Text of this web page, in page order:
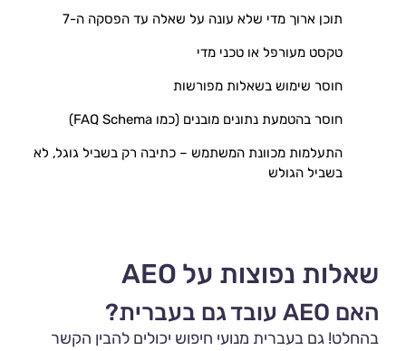
תוכן ארוך מדי שלא עונה על שאלה עד הפסקה ה-7
טקסט מעורפל או טכני מדי
חוסר שימוש בשאלות מפורשות
חוסר בהטמעת נתונים מובנים (כמו FAQ Schema)
בשביל הגולש
שאלות נפוצות על AEO
האם AEO עובד גם בעברית?
בהחלט! גם בעברית מנועי חיפוש יכולים להבין הקשר